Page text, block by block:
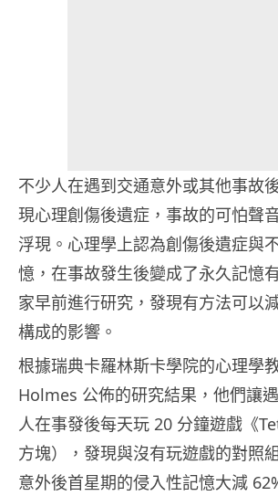
不少人在遇到交通意外或其他事故
現心理創傷後遺症，事故的可怕聲
浮現。心理學上認為創傷後遺症與
憶，在事故發生後變成了永久記憶
家早前進行研究，發現有方法可以
構成的影響。
根據瑞典卡羅林斯卡學院的心理學
Holmes 公佈的研究結果，他們讓
人在事發後每天玩 20 分鐘遊戲《
方塊），發現與沒有玩遊戲的對照
意外後首星期的侵入性記憶大減